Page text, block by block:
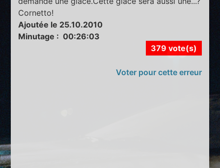
Cornetto!
Ajoutée le 25.10.2010
Minutage : 00:26:03
379 vote(s)
Voter pour cette erreur